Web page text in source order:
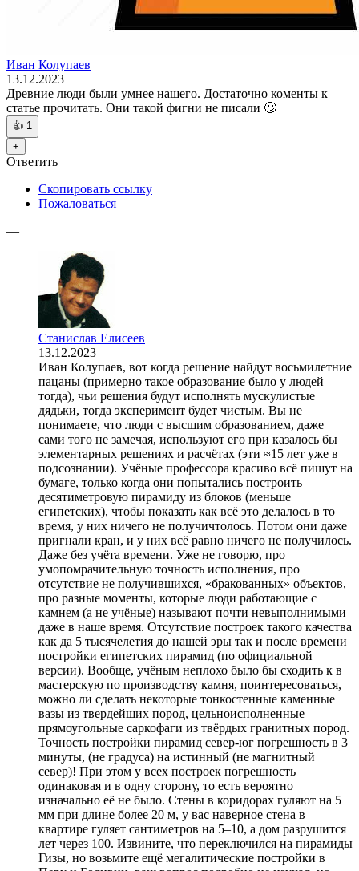
Иван Колупаев
13.12.2023
Древние люди были умнее нашего. Достаточно коменты к
статье прочитать. Они такой фигни не писали 🙄
👍 1
+
Ответить
Скопировать ссылку
Пожаловаться
—
Станислав Елисеев
13.12.2023
Иван Колупаев, вот когда решение найдут восьмилетние
пацаны (примерно такое образование было у людей
тогда), чьи решения будут исполнять мускулистые
дядьки, тогда эксперимент будет чистым. Вы не
понимаете, что люди с высшим образованием, даже
сами того не замечая, используют его при казалось бы
элементарных решениях и расчётах (эти ≈15 лет уже в
подсознании). Учёные профессора красиво всё пишут на
бумаге, только когда они попытались построить
десятиметровую пирамиду из блоков (меньше
египетских), чтобы показать как всё это делалось в то
время, у них ничего не получичтолось. Потом они даже
пригнали кран, и у них всё равно ничего не получилось.
Даже без учёта времени. Уже не говорю, про
умопомрачительную точность исполнения, про
отсутствие не получившихся, «бракованных» объектов,
про разные моменты, которые люди работающие с
камнем (а не учёные) называют почти невыполнимыми
даже в наше время. Отсутствие построек такого качества
как да 5 тысячелетия до нашей эры так и после времени
постройки египетских пирамид (по официальной
версии). Вообще, учёным неплохо было бы сходить к в
мастерскую по производству камня, поинтересоваться,
можно ли сделать некоторые тонкостенные каменные
вазы из твердейших пород, цельноисполненные
прямоугольные саркофаги из твёрдых гранитных пород.
Точность постройки пирамид север-юг погрешность в 3
минуты, (не градуса) на истинный (не магнитный
север)! При этом у всех построек погрешность
одинаковая и в одну сторону, то есть вероятно
изначально её не было. Стены в коридорах гуляют на 5
мм при длине более 20 м, у вас наверное стена в
квартире гуляет сантиметров на 5–10, а дом разрушится
лет через 100. Извините, что переключился на пирамиды
Гизы, но возьмите ещё мегалитические постройки в